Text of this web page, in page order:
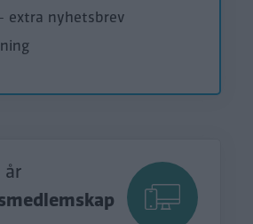
extra nyhetsbrev
år